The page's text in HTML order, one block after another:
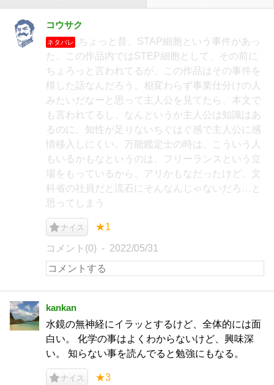
コウサク
ネタバレ
ちょっと昔、STAP細胞という事件があっ
た。この作品内ではSTEP細胞として、その前に
ちょろっと言われてるが、この作品はその事件を
模した話なんだろう。相変わらず事業仕分けの人
みたいだなーと思って主人公を見てたら、本文で
も言われてるし、なんというか主人公は知識はあ
るのに、知性が足りないちぐはぐ感で主人公に感
情移入しにくい。万能鑑定士の時は、こういう人
もいるかもなというのは、フリーランスという立
場をもっているから、アリかもなだったけど、文
科省の社員だと流石にそんなんじゃないだろ…と
思ってしまう
ナイス ★1
コメント(0) 2022/05/31
kankan
水鏡の無神経にイラッとするけど、全体的には面
白い。 化学の事はよくわからないけど、興味深
い。 知らない事を読んでると勉強にもなる。
ナイス ★3